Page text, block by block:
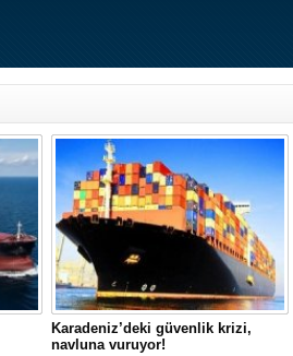
Karadeniz’deki güvenlik krizi,
navluna vuruyor!